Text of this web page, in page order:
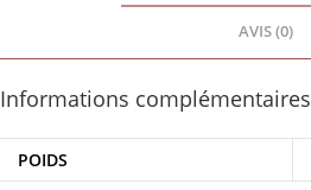
AVIS (0)
Informations complémentaires
POIDS